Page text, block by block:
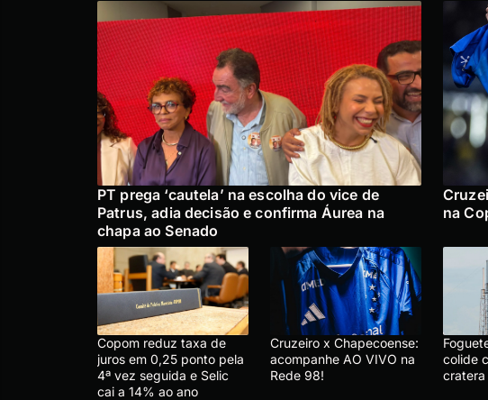
PT prega ‘cautela’ na escolha do vice de
Patrus, adia decisão e confirma Áurea na
chapa ao Senado
na
Copom reduz taxa de
juros em 0,25 ponto pela
4ª vez seguida e Selic
cai a 14% ao ano
Cruzeiro x Chapecoense:
acompanhe AO VIVO na
Rede 98!
colide
cratera